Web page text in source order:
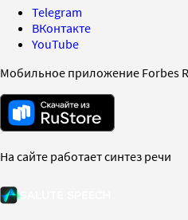
Telegram
ВКонтакте
YouTube
Мобильное приложение Forbes
На сайте работает синтез речи